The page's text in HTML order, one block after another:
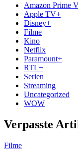
Amazon Prime
Apple TV+
Disney+
Filme
Kino
Netflix
Paramount+
RTL+
Serien
Streaming
Uncategorized
WOW
Verpasste
Filme